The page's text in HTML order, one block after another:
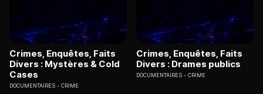
Crimes, Enquêtes, Faits
Divers : Mystères & Cold
Cases
DOCUMENTAIRES CRIME
Crimes, Enquêtes, Faits
Divers : Drames publics
DOCUMENTAIRES CRIME